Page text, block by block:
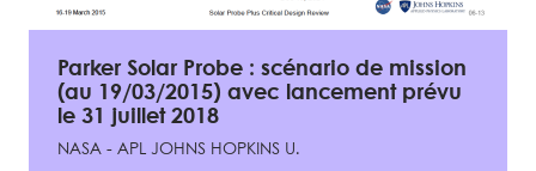
Parker Solar Probe : scénario de mission
(au 19/03/2015) avec lancement prévu
le 31 juillet 2018
NASA - APL JOHNS HOPKINS U.